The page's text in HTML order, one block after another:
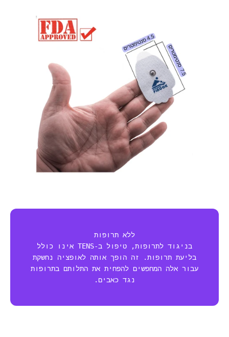
ללא תרופות
בניגוד לתרופות, טיפול ב-TENS אינו כולל
בליעת תרופות. זה הופך אותה לאופציה נחשקת
עבור אלה המחפשים להפחית את התלותם בתרופות
נגד כאבים.